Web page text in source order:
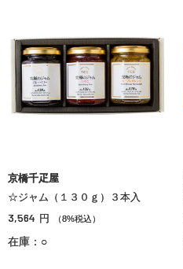
京橋千疋屋
☆ジャム（１３０ｇ）３本入
3,564 円 （8%税込）
在庫：○